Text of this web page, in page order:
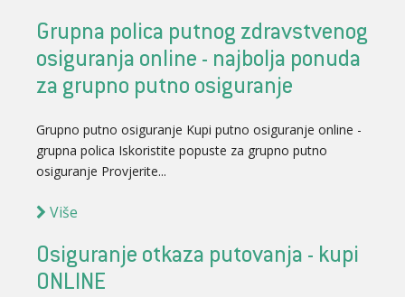
Grupna polica putnog zdravstvenog
osiguranja online - najbolja ponuda
za grupno putno osiguranje
Grupno putno osiguranje Kupi putno osiguranje online -
grupna polica Iskoristite popuste za grupno putno
osiguranje Provjerite...
Više
Osiguranje otkaza putovanja - kupi
ONLINE